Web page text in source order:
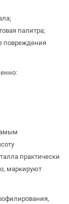
палитра;
повреждения
практически
маркируют